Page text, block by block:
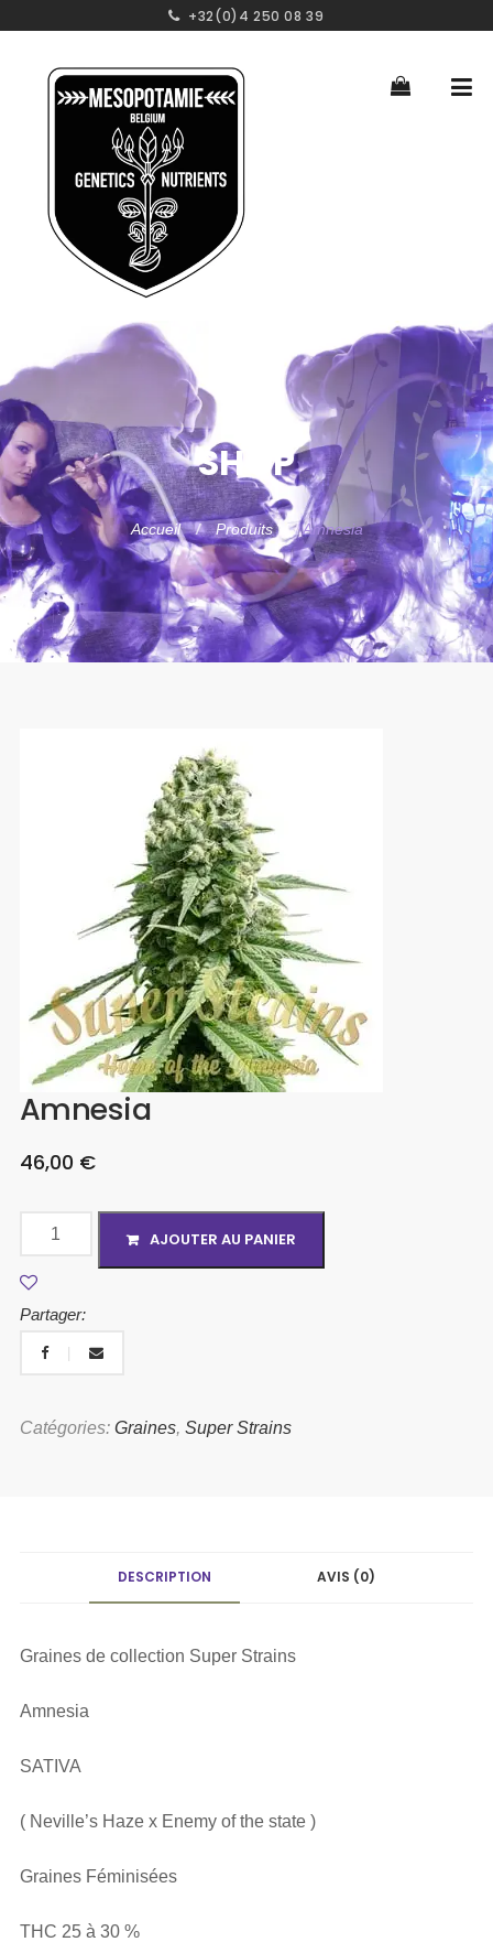
+32(0)4 250 08 39
SHOP
Accueil Produits Amnesia
Amnesia
46,00 €
AJOUTER AU PANIER
Partager:
Catégories: Graines, Super Strains
DESCRIPTION AVIS (0)
Graines de collection Super Strains
Amnesia
SATIVA
( Neville’s Haze x Enemy of the state )
Graines Féminisées
THC 25 à 30 %